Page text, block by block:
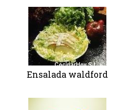
Ensalada waldford